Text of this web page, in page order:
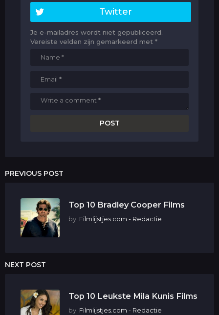
Twitter
Je e-mailadres wordt niet gepubliceerd.
Vereiste velden zijn gemarkeerd met *
PREVIOUS POST
Top 10 Bradley Cooper Films
by Filmlijstjes.com - Redactie
NEXT POST
Top 10 Leukste Mila Kunis Films
by Filmlijstjes.com - Redactie